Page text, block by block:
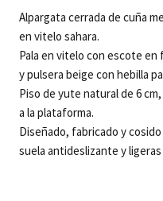
Alpargata cerrada de cuña
en vitelo sahara.
Pala en vitelo con escote
y pulsera beige con hebilla
Piso de yute natural de 6
a la plataforma.
Diseñado, fabricado y
suela antideslizante y